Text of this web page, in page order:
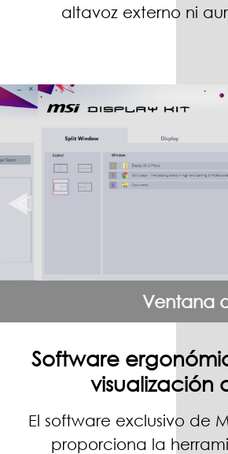
altavoz externo ni
Ventana
Software
visualización
El software exclusivo de
proporciona la